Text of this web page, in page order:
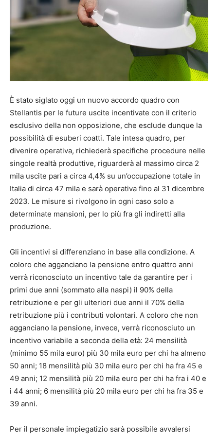
È stato siglato oggi un nuovo accordo quadro con
Stellantis per le future uscite incentivate con il criterio
esclusivo della non opposizione, che esclude dunque la
possibilità di esuberi coatti. Tale intesa quadro, per
divenire operativa, richiederà specifiche procedure nelle
singole realtà produttive, riguarderà al massimo circa 2
mila uscite pari a circa 4,4% su un’occupazione totale in
Italia di circa 47 mila e sarà operativa fino al 31 dicembre
2023. Le misure si rivolgono in ogni caso solo a
determinate mansioni, per lo più fra gli indiretti alla
produzione.
Gli incentivi si differenziano in base alla condizione. A
coloro che agganciano la pensione entro quattro anni
verrà riconosciuto un incentivo tale da garantire per i
primi due anni (sommato alla naspi) il 90% della
retribuzione e per gli ulteriori due anni il 70% della
retribuzione più i contributi volontari. A coloro che non
agganciano la pensione, invece, verrà riconosciuto un
incentivo variabile a seconda della età: 24 mensilità
(minimo 55 mila euro) più 30 mila euro per chi ha almeno
50 anni; 18 mensilità più 30 mila euro per chi ha fra 45 e
49 anni; 12 mensilità più 20 mila euro per chi ha fra i 40 e
i 44 anni; 6 mensilità più 20 mila euro per chi ha fra 35 e
39 anni.
Per il personale impiegatizio sarà possibile avvalersi